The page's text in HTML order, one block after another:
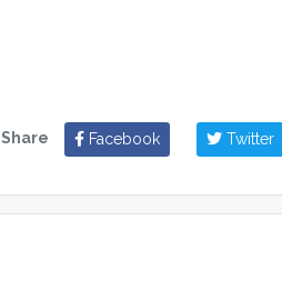
Share Facebook Twitter